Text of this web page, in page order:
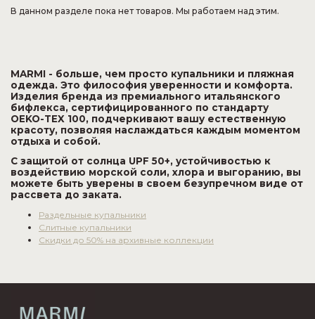
В данном разделе пока нет товаров. Мы работаем над этим.
MARMI - больше, чем просто купальники и пляжная
одежда. Это философия уверенности и комфорта.
Изделия бренда из премиального итальянского
бифлекса, сертифицированного по стандарту
OEKO-TEX 100, подчеркивают вашу естественную
красоту, позволяя наслаждаться каждым моментом
отдыха и собой.
С защитой от солнца UPF 50+, устойчивостью к
воздействию морской соли, хлора и выгоранию, вы
можете быть уверены в своем безупречном виде от
рассвета до заката.
Раздельные купальники
Слитные купальники
Скидки до 50% на архивные коллекции